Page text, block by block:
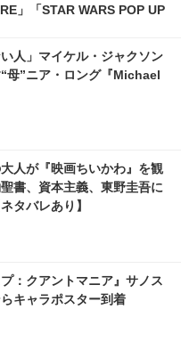
」「STAR WARS POP UP
勢丹で開催 3枚目の写真・画
| cinemacafe.net
い人」マイケル・ジャクソン
母”ニア・ロング『Michael
人が『映画ちいかわ』を観
書、資本主義、東野圭吾に
タバレあり】
プ：クアントマニア』サノス
キャラポスター到着